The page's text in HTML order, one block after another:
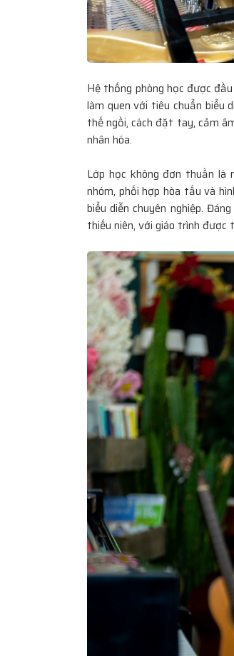
Hệ thống phòng học được
làm quen với tiêu chuẩn biểu
thế ngồi, cách đặt tay, cảm
nhân hóa.
Lớp học không đơn thuần
nhóm, phối hợp hòa tấu và
biểu diễn chuyên nghiệp.
thiếu niên, với giáo trình